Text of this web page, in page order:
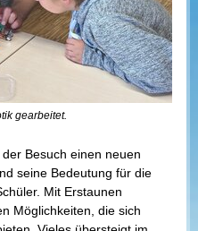
gearbeitet.
Besuch einen neuen
seine Bedeutung für die
Mit Erstaunen
Möglichkeiten, die sich